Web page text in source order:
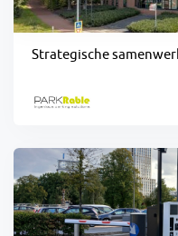
Strategische